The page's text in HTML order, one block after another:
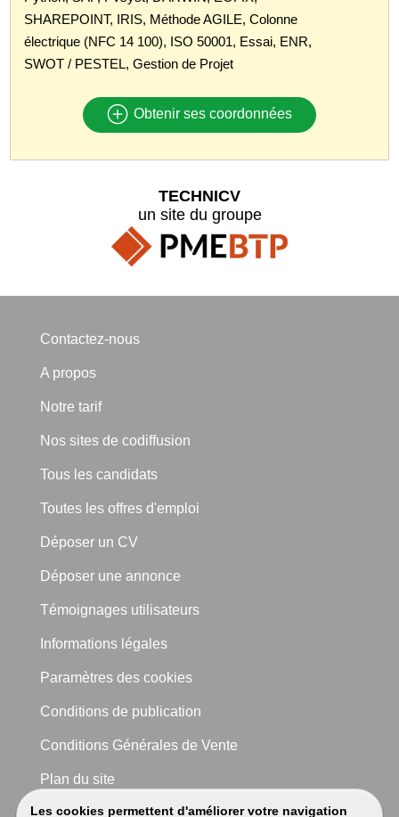
SHAREPOINT, IRIS, Méthode AGILE, Colonne
électrique (NFC 14 100), ISO 50001, Essai, ENR,
SWOT / PESTEL, Gestion de Projet
Obtenir ses coordonnées
Les cookies permettent d'améliorer votre navigation
TECHNICV
un site du groupe
Contactez-nous
A propos
Notre tarif
Nos sites de codiffusion
Tous les candidats
Toutes les offres d'emploi
Déposer un CV
Déposer une annonce
Témoignages utilisateurs
Informations légales
Paramètres des cookies
Conditions de publication
Conditions Générales de Vente
Plan du site